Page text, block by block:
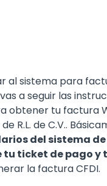
al sistema para
a seguir las
obtener tu factura
R.L. de C.V..
del sistema
tu ticket de pago y
la factura CFDI.